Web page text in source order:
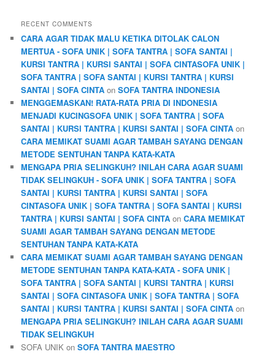
RECENT COMMENTS
CARA AGAR TIDAK MALU KETIKA DITOLAK CALON
MERTUA - SOFA UNIK | SOFA TANTRA | SOFA SANTAI |
KURSI TANTRA | KURSI SANTAI | SOFA CINTASOFA UNIK |
SOFA TANTRA | SOFA SANTAI | KURSI TANTRA | KURSI
SANTAI | SOFA CINTA onSOFA TANTRA INDONESIA
MENGGEMASKAN! RATA-RATA PRIA DI INDONESIA
MENJADI KUCINGSOFA UNIK | SOFA TANTRA | SOFA
SANTAI | KURSI TANTRA | KURSI SANTAI | SOFA CINTA on
CARA MEMIKAT SUAMI AGAR TAMBAH SAYANG DENGAN
METODE SENTUHAN TANPA KATA-KATA
MENGAPA PRIA SELINGKUH? INILAH CARA AGAR SUAMI
TIDAK SELINGKUH - SOFA UNIK | SOFA TANTRA | SOFA
SANTAI | KURSI TANTRA | KURSI SANTAI | SOFA
CINTASOFA UNIK | SOFA TANTRA | SOFA SANTAI | KURSI
TANTRA | KURSI SANTAI | SOFA CINTA onCARA MEMIKAT
SUAMI AGAR TAMBAH SAYANG DENGAN METODE
SENTUHAN TANPA KATA-KATA
CARA MEMIKAT SUAMI AGAR TAMBAH SAYANG DENGAN
METODE SENTUHAN TANPA KATA-KATA - SOFA UNIK |
SOFA TANTRA | SOFA SANTAI | KURSI TANTRA | KURSI
SANTAI | SOFA CINTASOFA UNIK | SOFA TANTRA | SOFA
SANTAI | KURSI TANTRA | KURSI SANTAI | SOFA CINTA on
MENGAPA PRIA SELINGKUH? INILAH CARA AGAR SUAMI
TIDAK SELINGKUH
SOFA UNIK onSOFA TANTRA MAESTRO